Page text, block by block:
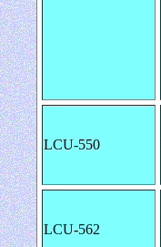
LCU-550
LCU-562